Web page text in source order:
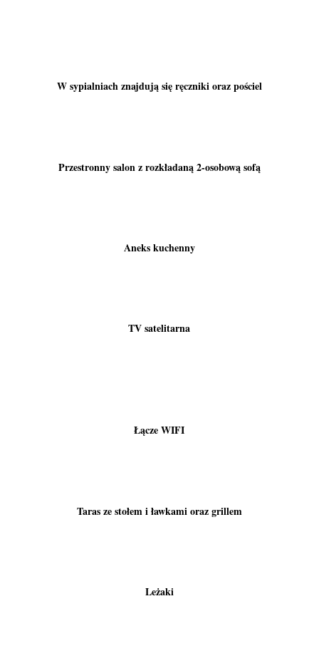
W sypialniach znajdują się ręczniki oraz pościel
Przestronny salon z rozkładaną 2-osobową sofą
Aneks kuchenny
TV satelitarna
Łącze WIFI
Taras ze stołem i ławkami oraz grillem
Leżaki